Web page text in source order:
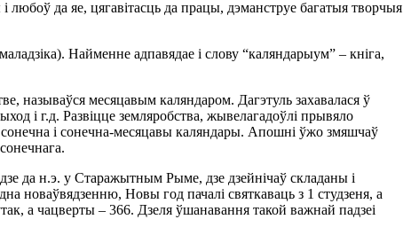
да яе, цягавiтасць да працы, дэманструе багатыя творчыя
Найменне адпавядае i слову “каляндарыум” – кнiга,
месяцавым каляндаром. Дагэтуль захавалася ў
i г.д. Развiцце земляробства, жывелагадоўлi прывяло
i сонечна-месяцавы каляндары. Апошнi ўжо змяшчаў
да н.э. у Старажытным Рыме, дзе дзейнiчаў складаны i
новаўвядзенню, Новы год пачалi святкаваць з 1 студзеня, а
а чацверты – 366. Дзеля ўшанавання такой важнай падзеi